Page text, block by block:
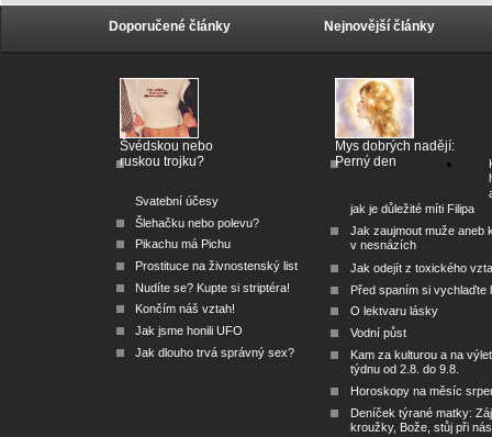
Doporučené články
Švédskou nebo
ruskou trojku?
Svatební účesy
Šlehačku nebo polevu?
Pikachu má Pichu
Prostituce na živnostenský list
Nudíte se? Kupte si striptéra!
Končím náš vztah!
Jak jsme honili UFO
Jak dlouho trvá správný sex?
Nejnovější články
Mys dobrých nadějí:
Perný den
jak je důležité míti Filipa
Jak zaujmout muže aneb
v nesnázích
Jak odejít z toxického
Před spaním si vychlaďte
O lektvaru lásky
Vodní půst
Kam za kulturou a na
týdnu od 2.8. do 9.8.
Horoskopy na měsíc
Deníček týrané matky:
kroužky, Bože, stůj při nás